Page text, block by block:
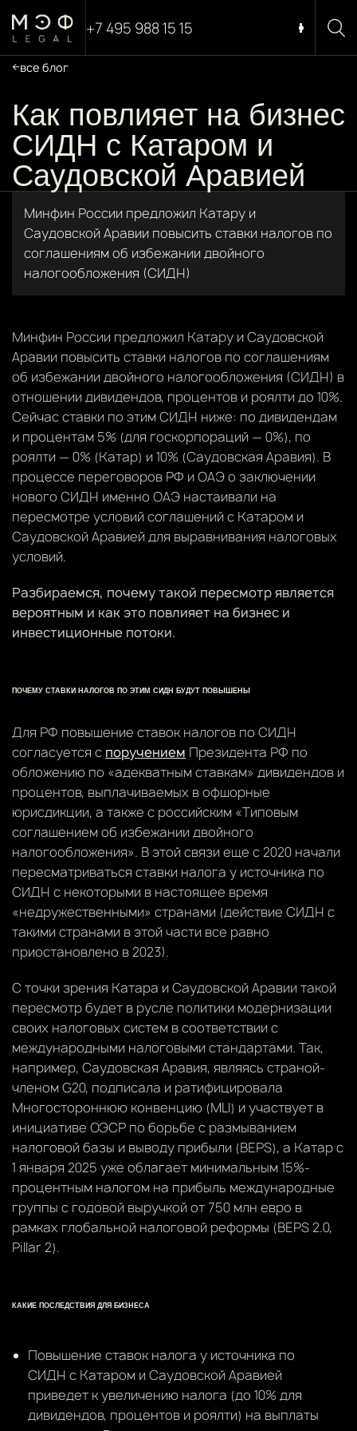
+7 495 988 15 15
все блог
Как повлияет на бизнес
СИДН с Катаром и
Саудовской Аравией
Минфин России предложил Катару и
Саудовской Аравии повысить ставки налогов по
соглашениям об избежании двойного
налогообложения (СИДН)
Минфин России предложил Катару и Саудовской
Аравии повысить ставки налогов по соглашениям
об избежании двойного налогообложения (СИДН) в
отношении дивидендов, процентов и роялти до 10%.
Сейчас ставки по этим СИДН ниже: по дивидендам
и процентам 5% (для госкорпораций — 0%), по
роялти — 0% (Катар) и 10% (Саудовская Аравия). В
процессе переговоров РФ и ОАЭ о заключении
нового СИДН именно ОАЭ настаивали на
пересмотре условий соглашений с Катаром и
Саудовской Аравией для выравнивания налоговых
условий.
Разбираемся, почему такой пересмотр является
вероятным и как это повлияет на бизнес и
инвестиционные потоки.
ПОЧЕМУ СТАВКИ НАЛОГОВ ПО ЭТИМ СИДН БУДУТ ПОВЫШЕНЫ
Для РФ повышение ставок налогов по СИДН
согласуется с поручением Президента РФ по
обложению по «адекватным ставкам» дивидендов и
процентов, выплачиваемых в офшорные
юрисдикции, а также с российским «Типовым
соглашением об избежании двойного
налогообложения». В этой связи еще с 2020 начали
пересматриваться ставки налога у источника по
СИДН с некоторыми в настоящее время
«недружественными» странами (действие СИДН с
такими странами в этой части все равно
приостановлено в 2023).
С точки зрения Катара и Саудовской Аравии такой
пересмотр будет в русле политики модернизации
своих налоговых систем в соответствии с
международными налоговыми стандартами. Так,
например, Саудовская Аравия, являясь страной-
членом G20, подписала и ратифицировала
Многостороннюю конвенцию (MLI) и участвует в
инициативе ОЭСР по борьбе с размыванием
налоговой базы и выводу прибыли (BEPS), а Катар с
1 января 2025 уже облагает минимальным 15%-
процентным налогом на прибыль международные
группы с годовой выручкой от 750 млн евро в
рамках глобальной налоговой реформы (BEPS 2.0,
Pillar 2).
КАКИЕ ПОСЛЕДСТВИЯ ДЛЯ БИЗНЕСА
Повышение ставок налога у источника по
СИДН с Катаром и Саудовской Аравией
приведет к увеличению налога (до 10% для
дивидендов, процентов и роялти) на выплаты